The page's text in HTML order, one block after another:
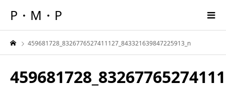
P・M・P
459681728_8326776527411127_843321639847225913_n